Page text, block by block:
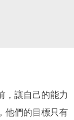
，讓自己的能力
他們的目標只有